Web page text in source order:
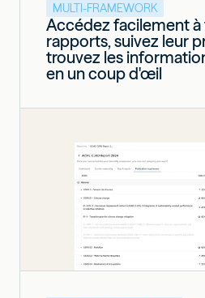
MULTI-FRAMEWORK
Accédez facilement à
rapports, suivez leur
trouvez les
en un coup d'œil